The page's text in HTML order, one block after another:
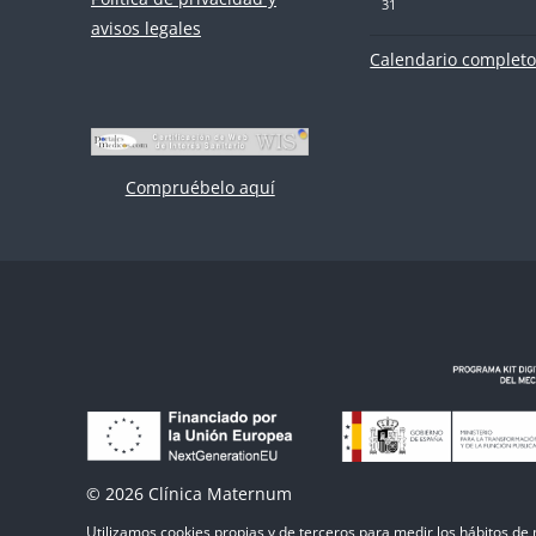
avisos legales
Compruébelo aquí
31
Calendario completo
© 2026 Clínica Maternum
Utilizamos cookies propias y de terceros para medir los hábitos